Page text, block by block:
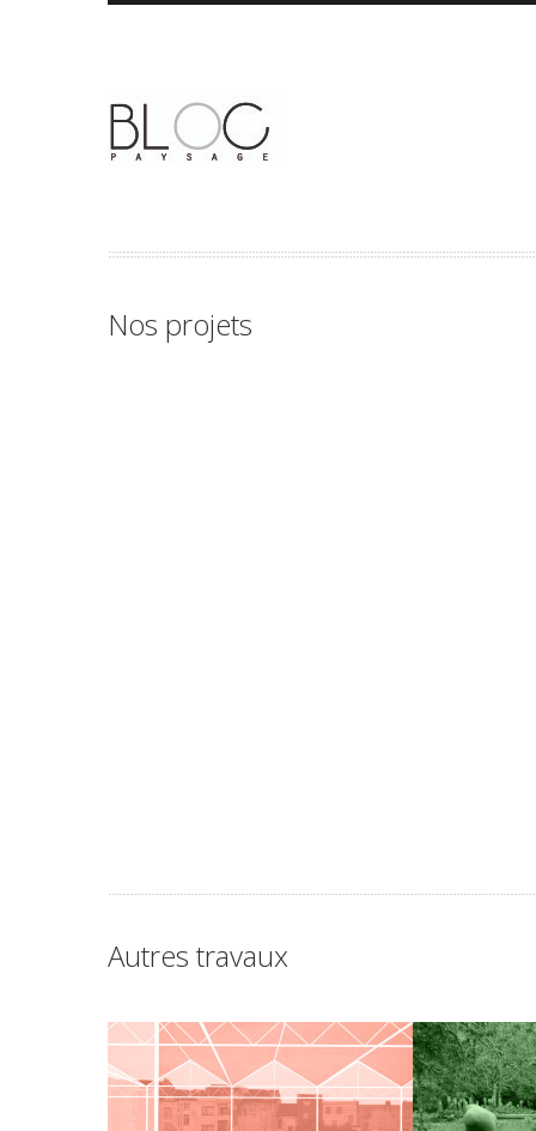
Nos projets
Autres travaux
GARE DE LAEKEN – LAEKEN
Abords de l’ancienne gare de Laeken
et réalisation d’une piste cyclo-
PARC
Plan des
et le